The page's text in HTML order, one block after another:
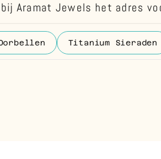
Aramat Jewels het adres
Titanium Sieraden